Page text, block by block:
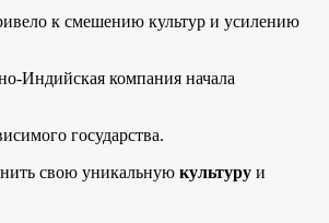
к смешению культур и усилению
Индийская компания начала
государства.
свою уникальную культуру и